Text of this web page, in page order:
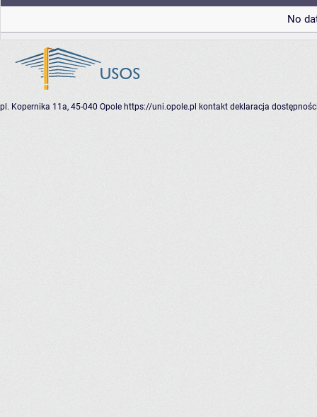
No
pl. Kopernika 11a, 45-040 Opole https://uni.opole.pl kontakt deklaracja